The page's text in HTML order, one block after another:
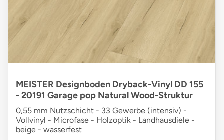
MEISTER Designboden Dryback-Vinyl DD 155
- 20191 Garage pop Natural Wood-Struktur
0,55 mm Nutzschicht - 33 Gewerbe (intensiv) -
Vollvinyl - Microfase - Holzoptik - Landhausdiele -
beige - wasserfest